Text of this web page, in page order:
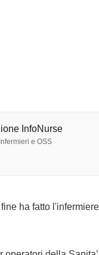
InfoNurse
e OSS
fine ha fatto